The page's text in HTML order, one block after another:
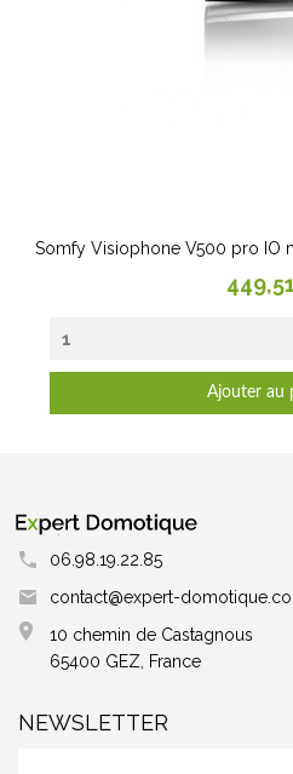
Somfy Visiophone V500 pro IO
Prix
Ajouter au
06.98.19.22.85
contact@expert-
10 chemin de Castagnous
65400 GEZ, France
NEWSLETTER